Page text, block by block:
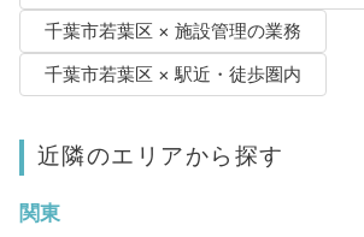
千葉市若葉区 × 施設管理の業務
千葉市若葉区 × 駅近・徒歩圏内
近隣のエリアから探す
関東